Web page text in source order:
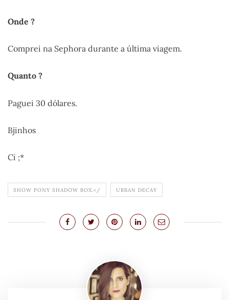
Onde ?
Comprei na Sephora durante a última viagem.
Quanto ?
Paguei 30 dólares.
Bjinhos
Ci ;*
SHOW PONY SHADOW BOX.</ URBAN DECAY